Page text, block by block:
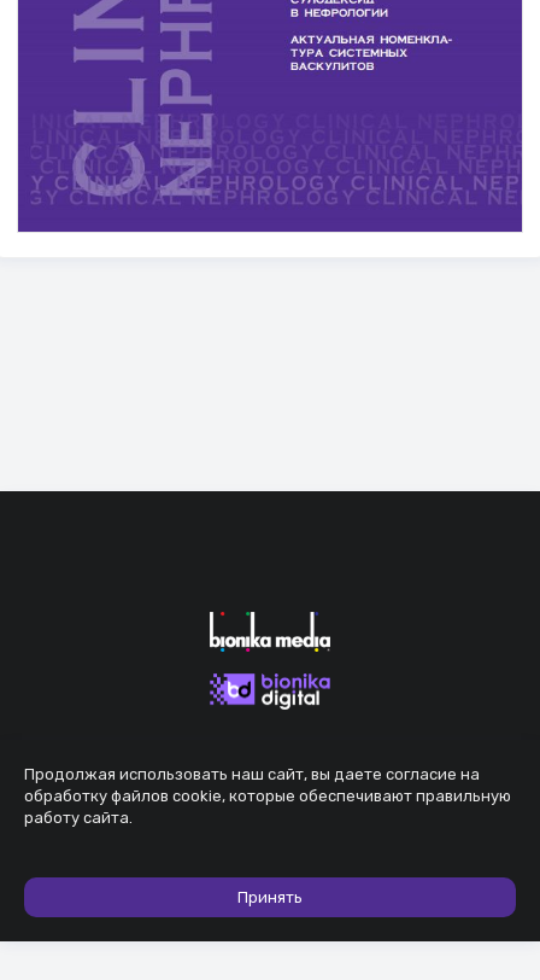
Продолжая использовать наш сайт, вы даете согласие на
обработку файлов cookie, которые обеспечивают правильную
работу сайта.
Принять